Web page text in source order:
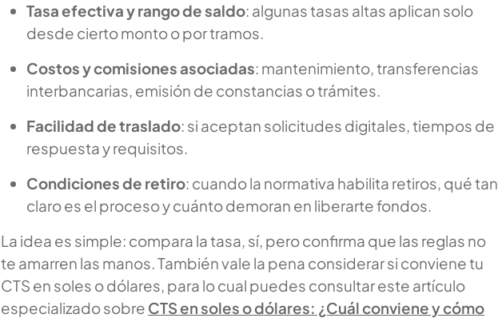
Tasa efectiva y rango de saldo: algunas tasas altas aplican solo
desde cierto monto o por tramos.
Costos y comisiones asociadas: mantenimiento, transferencias
interbancarias, emisión de constancias o trámites.
Facilidad de traslado: si aceptan solicitudes digitales, tiempos de
respuesta y requisitos.
Condiciones de retiro: cuando la normativa habilita retiros, qué tan
claro es el proceso y cuánto demoran en liberarte fondos.
La idea es simple: compara la tasa, sí, pero confirma que las reglas no
te amarren las manos. También vale la pena considerar si conviene tu
CTS en soles o dólares, para lo cual puedes consultar este artículo
especializado sobre CTS en soles o dólares: ¿Cuál conviene y cómo